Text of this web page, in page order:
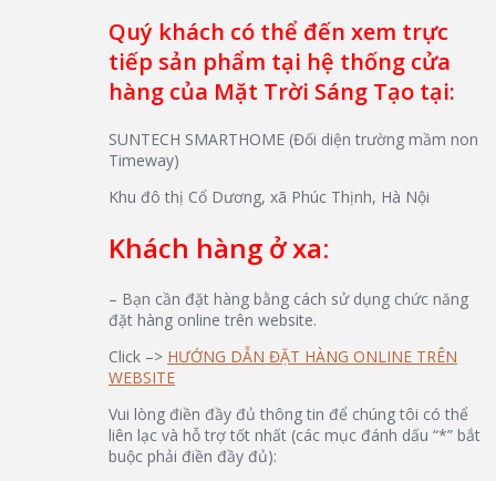
Quý khách có thể đến xem trực
tiếp sản phẩm tại hệ thống cửa
hàng của Mặt Trời Sáng Tạo tại:
SUNTECH SMARTHOME (Đối diện trường mầm non
Timeway)
Khu đô thị Cổ Dương, xã Phúc Thịnh, Hà Nội
Khách hàng ở xa:
– Bạn cần đặt hàng bằng cách sử dụng chức năng
đặt hàng online trên website.
Click –> HƯỚNG DẪN ĐẶT HÀNG ONLINE TRÊN
WEBSITE
Vui lòng điền đầy đủ thông tin để chúng tôi có thể
liên lạc và hỗ trợ tốt nhất (các mục đánh dấu “*” bắt
buộc phải điền đầy đủ):